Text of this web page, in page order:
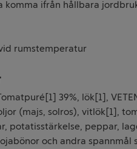
komma ifrån hållbara
rumstemperatur
39%, lök[1],
(majs, solros), vitlök[1],
potatisstärkelse, peppar,
och andra spannmål